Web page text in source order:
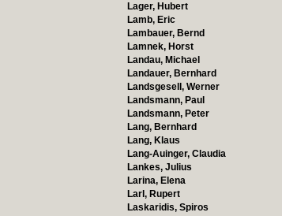
Lager, Hubert
Lamb, Eric
Lambauer, Bernd
Lamnek, Horst
Landau, Michael
Landauer, Bernhard
Landsgesell, Werner
Landsmann, Paul
Landsmann, Peter
Lang, Bernhard
Lang, Klaus
Lang-Auinger, Claudia
Lankes, Julius
Larina, Elena
Larl, Rupert
Laskaridis, Spiros